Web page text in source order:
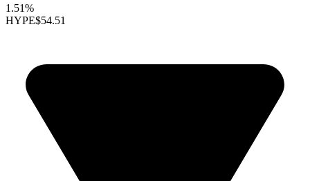
1.51%
HYPE$54.51